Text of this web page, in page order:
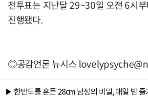
전투표는 지난달 29~30일 오전 6시
진행됐다.
◎공감언론 뉴시스